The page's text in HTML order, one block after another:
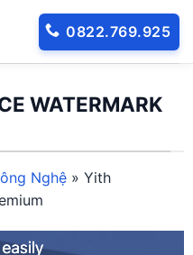
0822.769.925
WATERMARK
Nghệ » Yith